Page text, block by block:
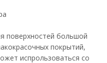
поверхностей большой
покрытий,
испрользоваться со